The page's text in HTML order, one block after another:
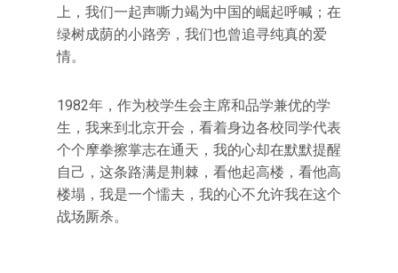
上，我们一起声嘶力竭为中国的崛起呼喊；在
绿树成荫的小路旁，我们也曾追寻纯真的爱
情。
1982年，作为校学生会主席和品学兼优的学
生，我来到北京开会，看着身边各校同学代表
个个摩拳擦掌志在通天，我的心却在默默提醒
自己，这条路满是荆棘，看他起高楼，看他高
楼塌，我是一个懦夫，我的心不允许我在这个
战场厮杀。